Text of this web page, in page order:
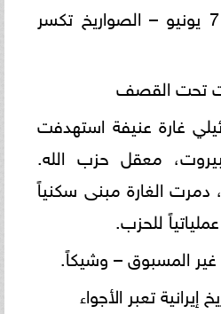
اليوم الأول: الأحد 7 يونيو – الصواريخ تكسر
غارة عنيفة استهدفت
معقل حزب الله.
دمرت الغارة مبنى سكنياً
للحزب.
غير المسبوق – وشيكاً.